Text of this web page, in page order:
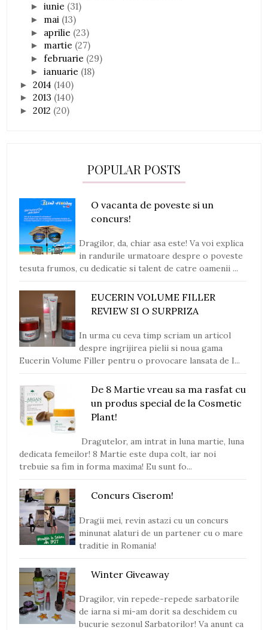
►iunie (31)
► mai (13)
► aprilie (23)
► martie (27)
►februarie (29)
►ianuarie (18)
►2014 (140)
►2013 (140)
►2012 (20)
POPULAR POSTS
O vacanta de poveste si un
concurs!
Dragilor, da, chiar asa este! Va voi explica
in randurile urmatoare despre o poveste
tesuta frumos, cu dedicatie si talent de catre oamenii ...
EUCERIN VOLUME FILLER
REVIEW SI O SURPRIZA
In urma cu ceva timp scriam un articol
despre ingrijirea pielii si noua gama
Eucerin Volume Filler pentru o provocare lansata de I...
De 8 Martie vreau sa ma rasfat cu
un produs special de la Cosmetic
Plant!
Dragutelor, am intrat in luna martie, luna
dedicata femeilor! 8 Martie este dupa colt, iar noi
trebuie sa fim in forma maxima! Eu sunt fo...
Concurs Ciserom!
Dragii mei, revin astazi cu un concurs
minunat alaturi de un partener cu o mare
traditie in Romania!
Winter Giveaway
Dragilor, vin repede-repede sarbatorile
de iarna si mi-am dorit sa deschidem cu
bucurie sezonul Sarbatorilor! Va anunt ca